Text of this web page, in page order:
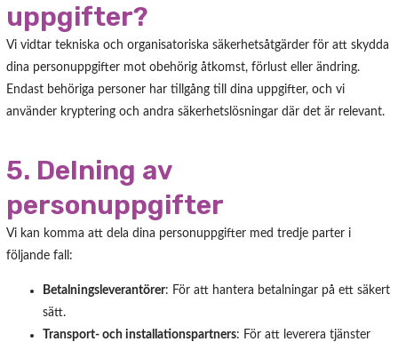
uppgifter?
Vi vidtar tekniska och organisatoriska säkerhetsåtgärder för att skydda
dina personuppgifter mot obehörig åtkomst, förlust eller ändring.
Endast behöriga personer har tillgång till dina uppgifter, och vi
använder kryptering och andra säkerhetslösningar där det är relevant.
5. Delning av
personuppgifter
Vi kan komma att dela dina personuppgifter med tredje parter i
följande fall:
Betalningsleverantörer: För att hantera betalningar på ett säkert
sätt.
Transport- och installationspartners: För att leverera tjänster